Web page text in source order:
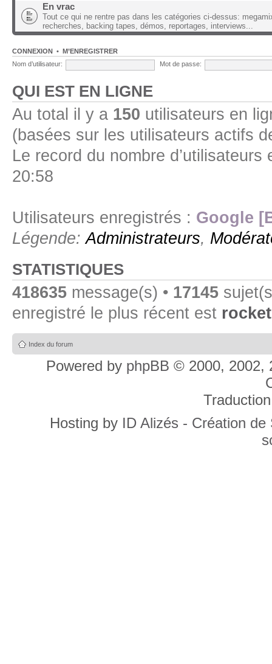
En vrac
Tout ce qui ne rentre pas dans les catégories ci-dessus:
recherches, backing tapes, démos, reportages, interviews...
CONNEXION • M’ENREGISTRER
Nom d’utilisateur:
Mot de passe:
QUI EST EN LIGNE
Au total il y a 150 utilisateurs en
(basées sur les utilisateurs actifs
Le record du nombre
20:58
Utilisateurs enregistrés : Google
Légende:Administrateurs,
STATISTIQUES
418635 message(s) • 17145
enregistré le plus récent est
Index du forum
Powered by phpBB © 2000, 2002,
Hosting by ID Alizés - Création